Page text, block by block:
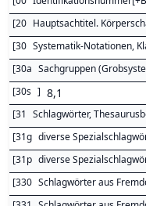
[20 Hauptsachtitel.
[30 Systematik-Notationen,
[30a Sachgruppen
[30s ] 8,1
[31 Schlagwörter,
[31g diverse
[31p diverse
[330 Schlagwörter aus